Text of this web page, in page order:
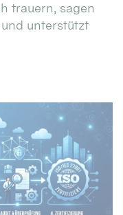
trauern, sagen
unterstützt